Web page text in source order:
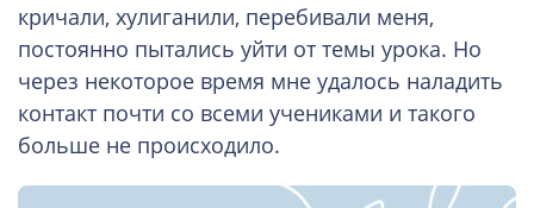
кричали, хулиганили, перебивали меня,
постоянно пытались уйти от темы урока. Но
через некоторое время мне удалось наладить
контакт почти со всеми учениками и такого
больше не происходило.